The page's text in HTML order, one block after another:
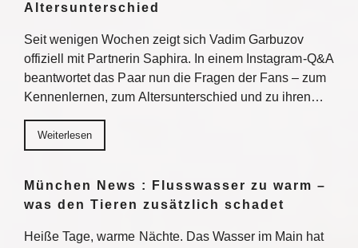
Altersunterschied
Seit wenigen Wochen zeigt sich Vadim Garbuzov
offiziell mit Partnerin Saphira. In einem Instagram-Q&A
beantwortet das Paar nun die Fragen der Fans – zum
Kennenlernen, zum Altersunterschied und zu ihren…
Weiterlesen
München News : Flusswasser zu warm –
was den Tieren zusätzlich schadet
Heiße Tage, warme Nächte. Das Wasser im Main hat